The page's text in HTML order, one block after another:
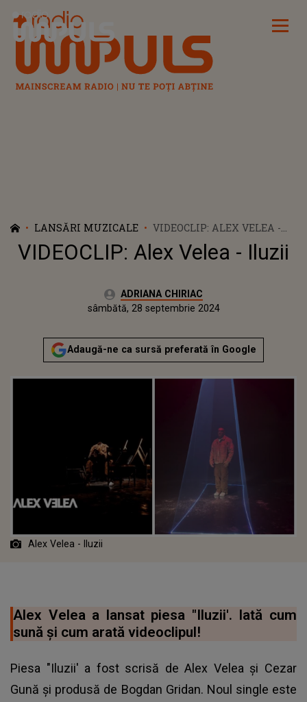
Radio Impuls
LANSĂRI MUZICALE
VIDEOCLIP: ALEX VELEA -
ILUZII
VIDEOCLIP: Alex Velea - Iluzii
Autor:ADRIANA CHIRIAC
Publicat:
sâmbătă, 28 septembrie 2024
Adaugă-ne ca sursă preferată în Google
Alex Velea - Iluzii
Alex Velea a lansat piesa "Iluzii'. Iată cum
sună și cum arată videoclipul!
Piesa "Iluzii' a fost scrisă de Alex Velea și Cezar
Gună și produsă de Bogdan Gridan. Noul single este